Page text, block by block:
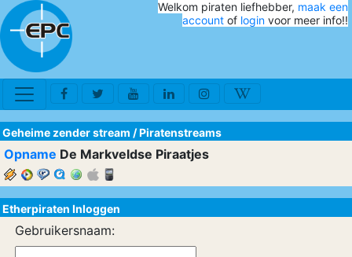
Welkom piraten liefhebber, maak een
account of login voor meer info!!
Geheime zender stream /Piratenstreams
Opname De Markveldse Piraatjes
Etherpiraten Inloggen
Gebruikersnaam: